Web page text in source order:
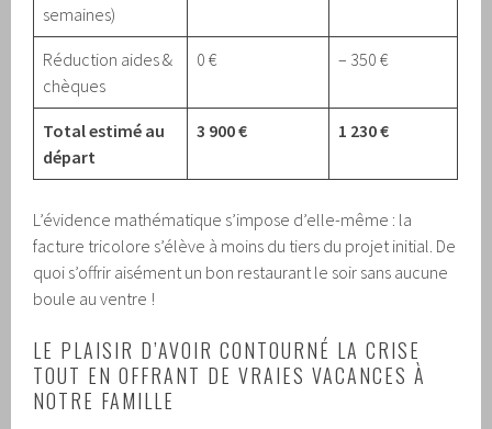
semaines)
Réduction aides &
chèques
0 € – 350 €
Total estimé au
départ
3 900 € 1 230 €
L’évidence mathématique s’impose d’elle-même : la
facture tricolore s’élève à moins du tiers du projet initial. De
quoi s’offrir aisément un bon restaurant le soir sans aucune
boule au ventre !
LE PLAISIR D’AVOIR CONTOURNÉ LA CRISE
TOUT EN OFFRANT DE VRAIES VACANCES À
NOTRE FAMILLE